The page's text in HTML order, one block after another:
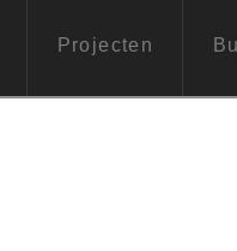
Projecten